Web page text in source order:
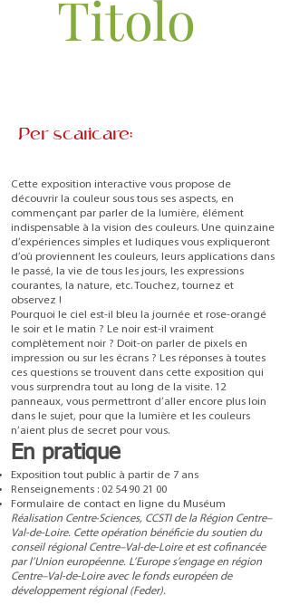
Titolo
Per scaricare:
Cette exposition interactive vous propose de
découvrir la couleur sous tous ses aspects, en
commençant par parler de la lumière, élément
indispensable à la vision des couleurs. Une quinzaine
d’expériences simples et ludiques vous expliqueront
d’où proviennent les couleurs, leurs applications dans
le passé, la vie de tous les jours, les expressions
courantes, la nature, etc. Touchez, tournez et
observez !
Pourquoi le ciel est-il bleu la journée et rose-orangé
le soir et le matin ? Le noir est-il vraiment
complètement noir ? Doit-on parler de pixels en
impression ou sur les écrans ? Les réponses à toutes
ces questions se trouvent dans cette exposition qui
vous surprendra tout au long de la visite. 12
panneaux, vous permettront d’aller encore plus loin
dans le sujet, pour que la lumière et les couleurs
n’aient plus de secret pour vous.
En pratique
Exposition tout public à partir de 7 ans
Renseignements : 02 54 90 21 00
Formulaire de contact en ligne du Muséum
Réalisation Centre·Sciences, CCSTI de la Région Centre–
Val-de-Loire. Cette opération bénéficie du soutien du
conseil régional Centre–Val-de-Loire et est cofinancée
par l’Union européenne. L’Europe s’engage en région
Centre–Val-de-Loire avec le fonds européen de
développement régional (Feder).